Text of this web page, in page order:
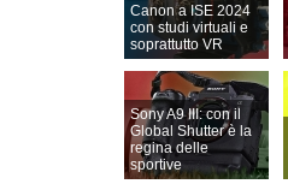
Canon a ISE 2024
con studi virtuali e
soprattutto VR
Sony A9 III: con il
Global Shutter è la
regina delle
sportive